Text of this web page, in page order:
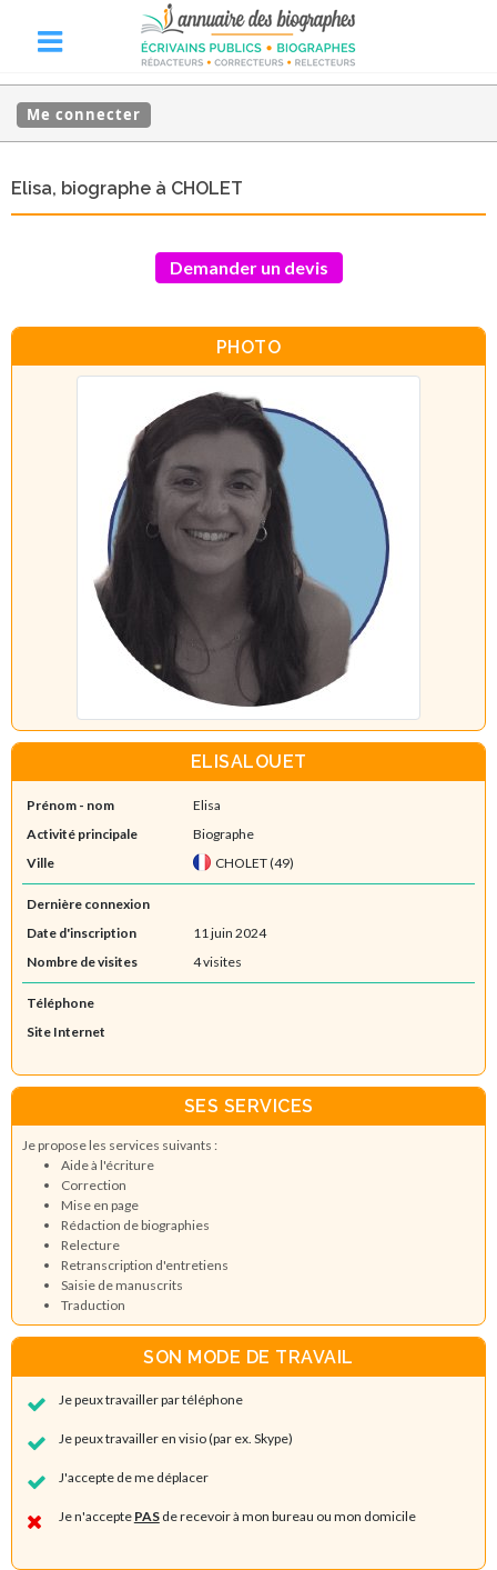
Me connecter
Elisa, biographe à CHOLET
Demander un devis
PHOTO
ELISALOUET
Prénom - nom
Elisa
Activité principale
Biographe
Ville
CHOLET (49)
Dernière connexion
Date d'inscription
11 juin 2024
Nombre de visites
4 visites
Téléphone
Site Internet
SES SERVICES
Je propose les services suivants :
Aide à l'écriture
Correction
Mise en page
Rédaction de biographies
Relecture
Retranscription d'entretiens
Saisie de manuscrits
Traduction
SON MODE DE TRAVAIL
Je peux travailler par téléphone
Je peux travailler en visio (par ex. Skype)
J'accepte de me déplacer
Je n'accepte PASde recevoir à mon bureau ou mon domicile